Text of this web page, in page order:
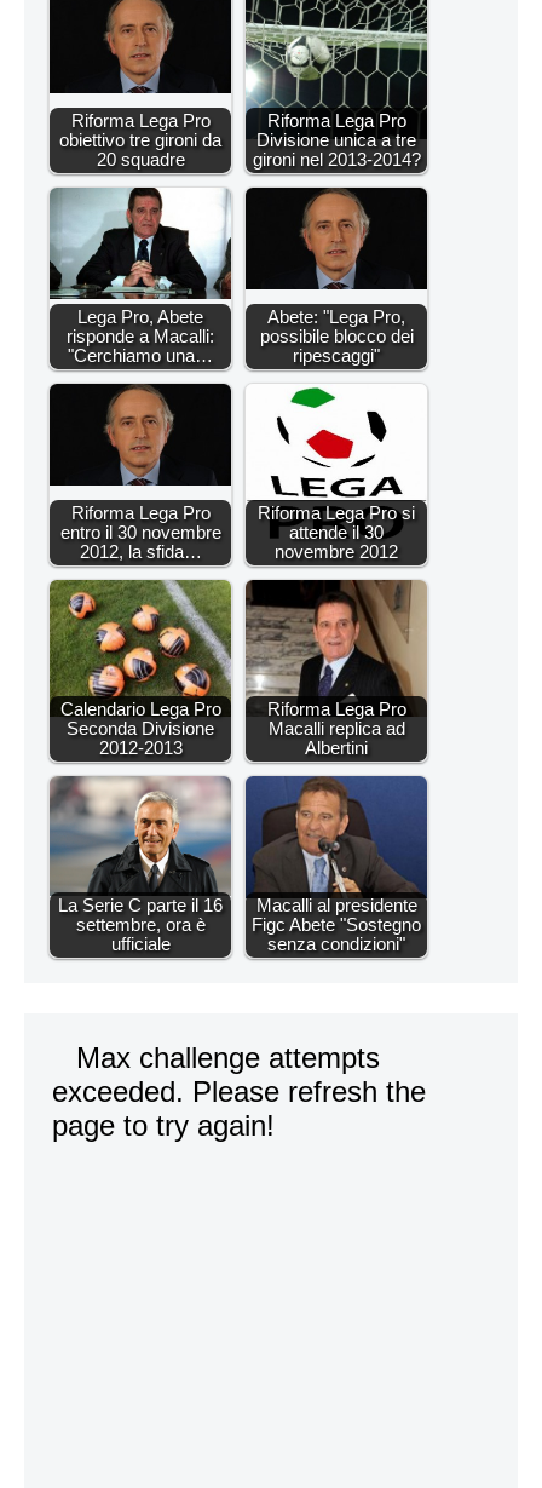
Riforma Lega Pro
obiettivo tre gironi da
20 squadre
Riforma Lega Pro
Divisione unica a tre
gironi nel 2013-2014?
Lega Pro, Abete
risponde a Macalli:
"Cerchiamo una…
Abete: "Lega Pro,
possibile blocco dei
ripescaggi"
Riforma Lega Pro
entro il 30 novembre
2012, la sfida…
Riforma Lega Pro si
attende il 30
novembre 2012
Calendario Lega Pro
Seconda Divisione
2012-2013
Riforma Lega Pro
Macalli replica ad
Albertini
La Serie C parte il 16
settembre, ora è
ufficiale
Macalli al presidente
Figc Abete "Sostegno
senza condizioni"